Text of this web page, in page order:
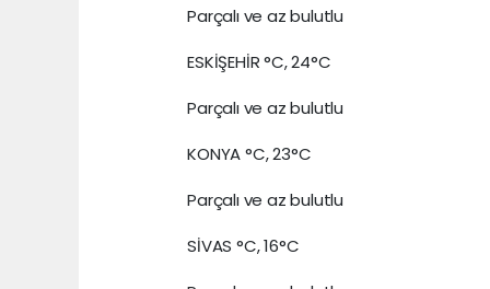
Parçalı ve az bulutlu
ESKİŞEHİR °C, 24°C
Parçalı ve az bulutlu
KONYA °C, 23°C
Parçalı ve az bulutlu
SİVAS °C, 16°C